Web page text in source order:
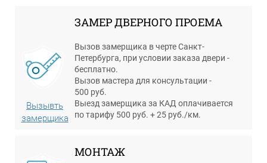
Вызывть
замерщика
ЗАМЕР ДВЕРНОГО ПРОЕМА
Вызов замерщика в черте Санкт-
Петербурга, при условии заказа двери -
бесплатно.
Вызов мастера для консультации -
500 руб.
Выезд замерщика за КАД оплачивается
по тарифу 500 руб. + 25 руб./км.
МОНТАЖ